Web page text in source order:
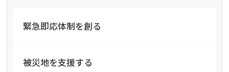
緊急即応体制を創る
被災地を支援する